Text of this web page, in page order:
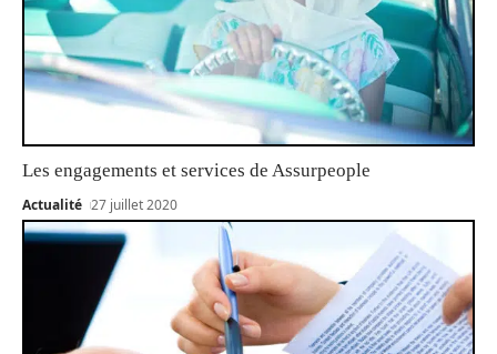
Les engagements et services de Assurpeople
Actualité 27 juillet 2020